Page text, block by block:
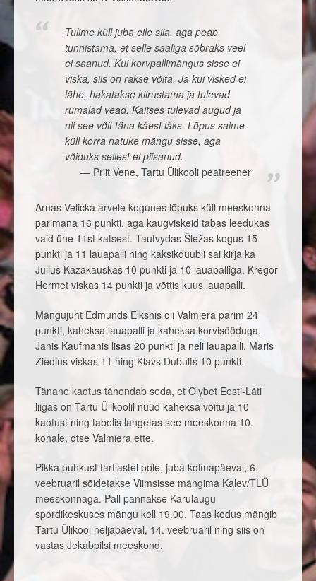
Tulime küll juba eile siia, aga peab
tunnistama, et selle saaliga sõbraks veel
ei saanud. Kui korvpallimängus sisse ei
viska, siis on rakse võita. Ja kui visked ei
lähe, hakatakse kiirustama ja tulevad
rumalad vead. Kaitses tulevad augud ja
nii see võit täna käest läks. Lõpus saime
küll korra natuke mängu sisse, aga
võiduks sellest ei piisanud.
Priit Vene, Tartu Ülikooli peatreener
Arnas Velicka arvele kogunes lõpuks küll meeskonna
parimana 16 punkti, aga kaugviskeid tabas leedukas
vaid ühe 11st katsest. Tautvydas Šležas kogus 15
punkti ja 11 lauapalli ning kaksikduubli sai kirja ka
Julius Kazakauskas 10 punkti ja 10 lauapalliga. Kregor
Hermet viskas 14 punkti ja võttis kuus lauapalli.
Mängujuht Edmunds Elksnis oli Valmiera parim 24
punkti, kaheksa lauapalli ja kaheksa korvisööduga.
Janis Kaufmanis lisas 20 punkti ja neli lauapalli. Maris
Ziedins viskas 11 ning Klavs Dubults 10 punkti.
Tänane kaotus tähendab seda, et Olybet Eesti-Läti
liigas on Tartu Ülikoolil nüüd kaheksa võitu ja 10
kaotust ning tabelis langetas see meeskonna 10.
kohale, otse Valmiera ette.
Pikka puhkust tartlastel pole, juba kolmapäeval, 6.
veebruaril sõidetakse Viimsisse mängima Kalev/TLÜ
meeskonnaga. Pall pannakse Karulaugu
spordikeskuses mängu kell 19.00. Taas kodus mängib
Tartu Ülikool neljapäeval, 14. veebruaril ning siis on
vastas Jekabpilsi meeskond.